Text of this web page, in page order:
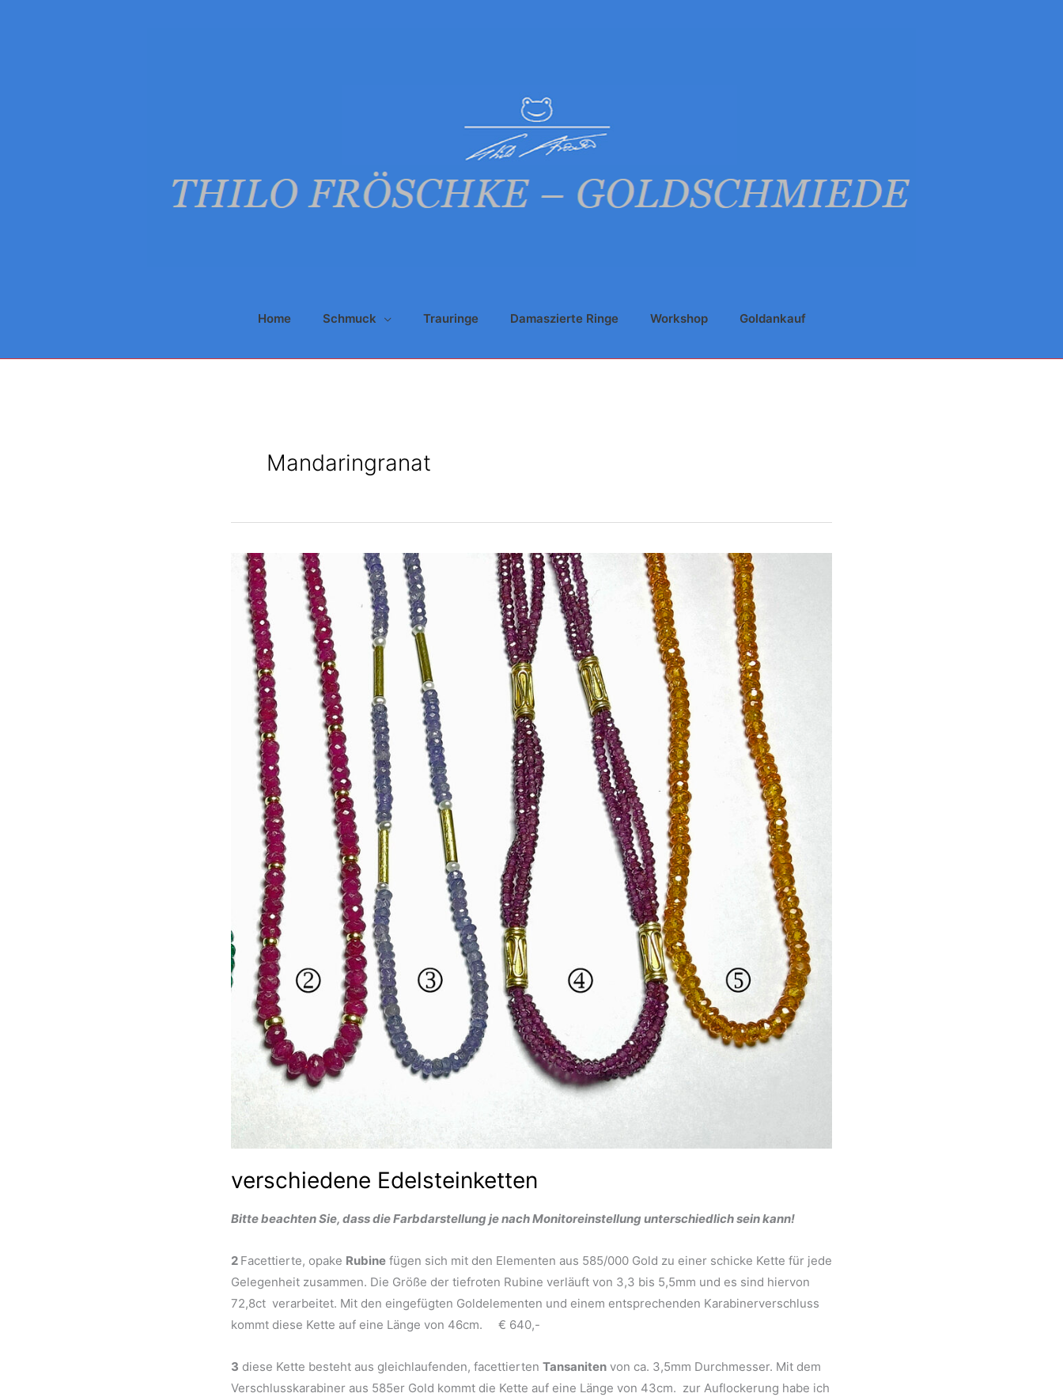
Home Schmuck Trauringe Damaszierte Ringe Workshop Goldankauf
Mandaringranat
verschiedene Edelsteinketten
Bitte beachten Sie, dass die Farbdarstellung je nach Monitoreinstellung unterschiedlich sein kann!
2 Facettierte, opake Rubine fügen sich mit den Elementen aus 585/000 Gold zu einer schicke Kette für jede
Gelegenheit zusammen. Die Größe der tiefroten Rubine verläuft von 3,3 bis 5,5mm und es sind hiervon
72,8ct verarbeitet. Mit den eingefügten Goldelementen und einem entsprechenden Karabinerverschluss
kommt diese Kette auf eine Länge von 46cm. € 640,-
3 diese Kette besteht aus gleichlaufenden, facettierten Tansaniten von ca. 3,5mm Durchmesser. Mit dem
Verschlusskarabiner aus 585er Gold kommt die Kette auf eine Länge von 43cm. zur Auflockerung habe ich